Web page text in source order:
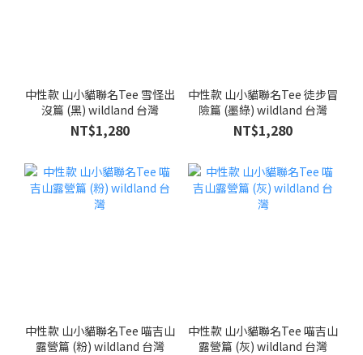
中性款 山小貓聯名Tee 雪怪出
沒篇 (黑) wildland 台灣
NT$1,280
中性款 山小貓聯名Tee 徒步冒
險篇 (墨綠) wildland 台灣
NT$1,280
中性款 山小貓聯名Tee 喵吉山
露營篇 (粉) wildland 台灣
中性款 山小貓聯名Tee 喵吉山
露營篇 (灰) wildland 台灣